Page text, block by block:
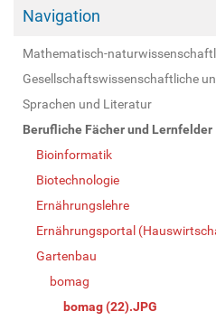
Navigation
Mathematisch-
Gesellschaftswissenschaftliche
Sprachen und Literatur
Berufliche Fächer und Lernfelder
Bioinformatik
Biotechnologie
Ernährungslehre
Ernährungsportal
Gartenbau
bomag
bomag (22).JPG